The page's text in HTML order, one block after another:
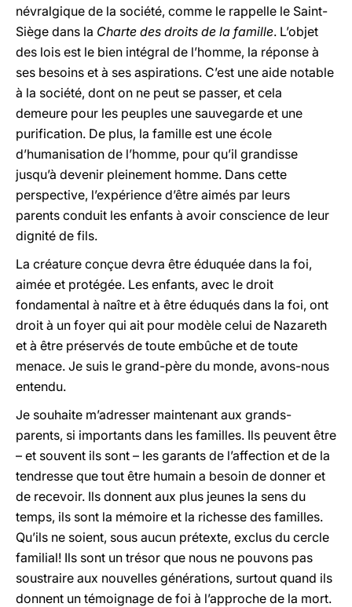
névralgique de la société, comme le rappelle le Saint-
Siège dans la Charte des droits de la famille. L’objet
des lois est le bien intégral de l’homme, la réponse à
ses besoins et à ses aspirations. C’est une aide notable
à la société, dont on ne peut se passer, et cela
demeure pour les peuples une sauvegarde et une
purification. De plus, la famille est une école
d’humanisation de l’homme, pour qu’il grandisse
jusqu’à devenir pleinement homme. Dans cette
perspective, l’expérience d’être aimés par leurs
parents conduit les enfants à avoir conscience de leur
dignité de fils.
La créature conçue devra être éduquée dans la foi,
aimée et protégée. Les enfants, avec le droit
fondamental à naître et à être éduqués dans la foi, ont
droit à un foyer qui ait pour modèle celui de Nazareth
et à être préservés de toute embûche et de toute
menace. Je suis le grand-père du monde, avons-nous
entendu.
Je souhaite m’adresser maintenant aux grands-
parents, si importants dans les familles. Ils peuvent être
– et souvent ils sont – les garants de l’affection et de la
tendresse que tout être humain a besoin de donner et
de recevoir. Ils donnent aux plus jeunes la sens du
temps, ils sont la mémoire et la richesse des familles.
Qu’ils ne soient, sous aucun prétexte, exclus du cercle
familial! Ils sont un trésor que nous ne pouvons pas
soustraire aux nouvelles générations, surtout quand ils
donnent un témoignage de foi à l’approche de la mort.